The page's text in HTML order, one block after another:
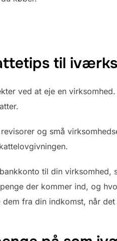
til
ved at eje en
og små
til din virksomhed,
der kommer ind, og
fra din indkomst, når